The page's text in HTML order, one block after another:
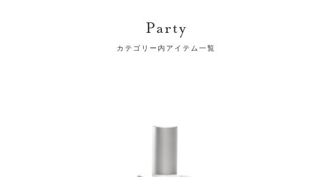
Party
カテゴリー内アイテム一覧